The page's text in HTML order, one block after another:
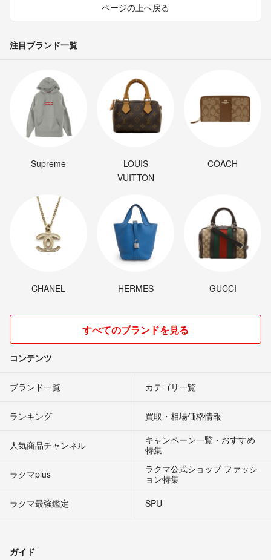
ページの上へ戻る
注目ブランド一覧
Supreme
LOUIS
VUITTON
COACH
CHANEL HERMES GUCCI
すべてのブランドを見る
コンテンツ
ブランド一覧 カテゴリ一覧
ランキング 買取・相場価格情報
人気商品チャンネル
キャンペーン一覧・おすすめ
特集
ラクマplus
ラクマ公式ショップ ファッシ
ョン特集
ラクマ最強鑑定
SPU
ガイド